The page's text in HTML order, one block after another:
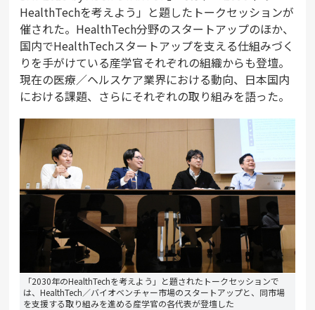
HealthTechを考えよう」と題したトークセッションが
催された。HealthTech分野のスタートアップのほか、
国内でHealthTechスタートアップを支える仕組みづく
りを手がけている産学官それぞれの組織からも登壇。
現在の医療／ヘルスケア業界における動向、日本国内
における課題、さらにそれぞれの取り組みを語った。
「2030年のHealthTechを考えよう」と題されたトークセッションで
は、HealthTech／バイオベンチャー市場のスタートアップと、同市場
を支援する取り組みを進める産学官の各代表が登壇した